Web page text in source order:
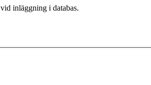
inläggning i databas.